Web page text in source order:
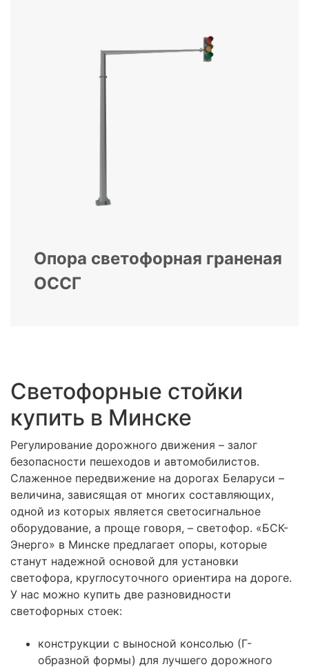
Опора светофорная граненая
ОССГ
Светофорные стойки
купить в Минске
Регулирование дорожного движения – залог
безопасности пешеходов и автомобилистов.
Слаженное передвижение на дорогах Беларуси –
величина, зависящая от многих составляющих,
одной из которых является светосигнальное
оборудование, а проще говоря, – светофор. «БСК-
Энерго» в Минске предлагает опоры, которые
станут надежной основой для установки
светофора, круглосуточного ориентира на дороге.
У нас можно купить две разновидности
светофорных стоек:
конструкции с выносной консолью (Г-
образной формы) для лучшего дорожного